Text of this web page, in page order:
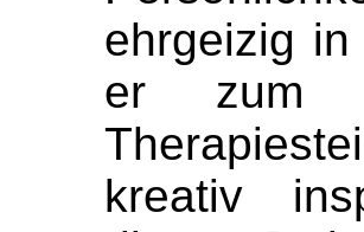
ehrgeizig
er zum
kreativ